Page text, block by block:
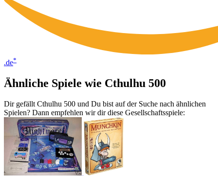
.de*
Ähnliche Spiele wie Cthulhu 500
Dir gefällt Cthulhu 500 und Du bist auf der Suche nach ähnlichen
Spielen? Dann empfehlen wir dir diese Gesellschaftsspiele: